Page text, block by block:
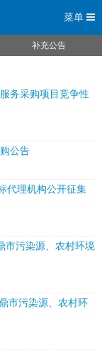
菜单
补充公告
务采购项目竞争性
公告
代理机构公开征集
市污染源、农村环境
市污染源、农村环